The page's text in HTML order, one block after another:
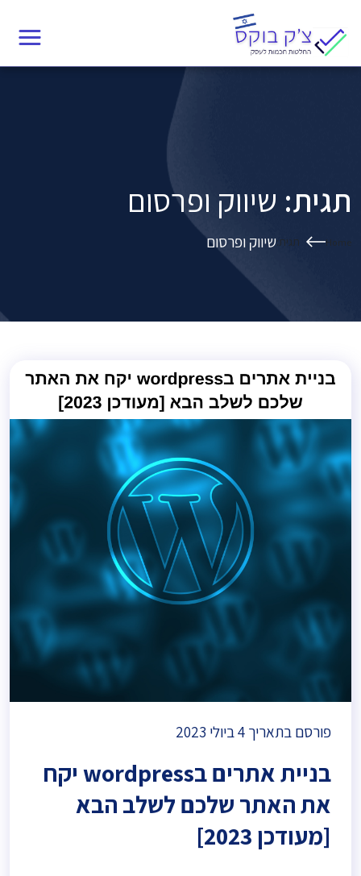
content
תגית:שיווק ופרסום
תגית: שיווק ופרסום
Home תגית:שיווק ופרסום
פורסם בתאריך 4 ביולי 2023
בניית אתרים בwordpress יקח
את האתר שלכם לשלב הבא
[מעודכן 2023]